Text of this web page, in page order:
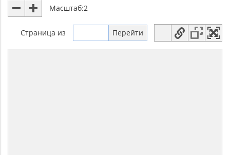
Масштаб:2
Страница из